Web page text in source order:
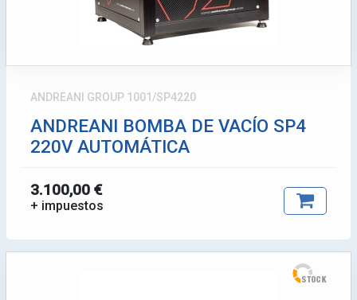
ANDREANI GROUP 1001/SP4220
ANDREANI BOMBA DE VACÍO SP4
220V AUTOMÁTICA
3.100,00 €
+ impuestos